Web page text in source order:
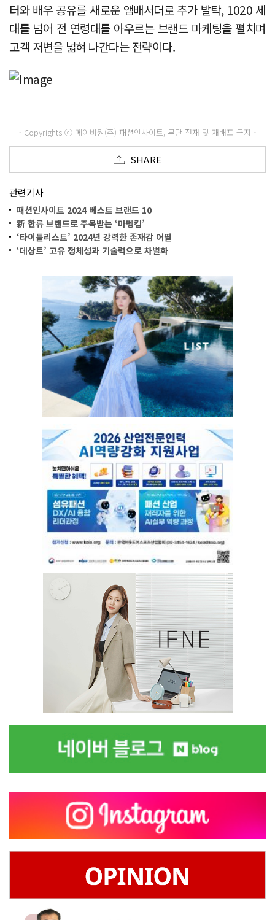
터와 배우 공유를 새로운 앰배서더로 추가 발탁, 1020 세
대를 넘어 전 연령대를 아우르는 브랜드 마케팅을 펼치며
고객 저변을 넓혀 나간다는 전략이다.
- Copyrights ⓒ 메이비원(주) 패션인사이트, 무단 전재 및 재배포 금지 -
SHARE
관련기사
패션인사이트 2024 베스트 브랜드 10
新 한류 브랜드로 주목받는 ‘마뗑킴’
‘타이틀리스트’ 2024년 강력한 존재감 어필
‘데상트’ 고유 정체성과 기술력으로 차별화